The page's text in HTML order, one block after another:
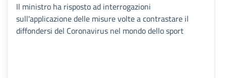
Il ministro ha risposto ad interrogazioni
sull'applicazione delle misure volte a contrastare il
diffondersi del Coronavirus nel mondo dello sport